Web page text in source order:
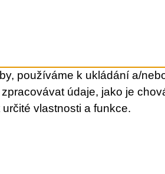
používáme k ukládání a/
údaje, jako je
vlastnosti a funkce.